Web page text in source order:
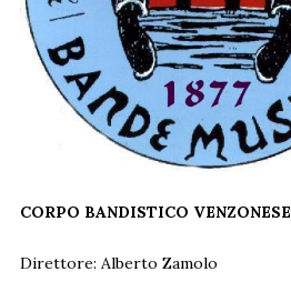
CORPO BANDISTICO VENZONESE
Direttore: Alberto Zamolo